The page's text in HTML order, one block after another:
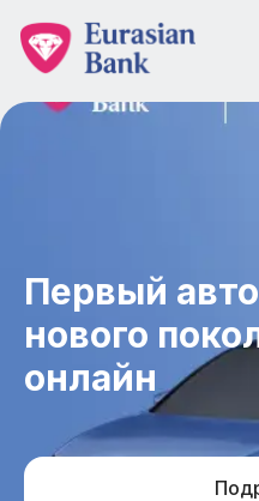
Первый
нового
онлайн